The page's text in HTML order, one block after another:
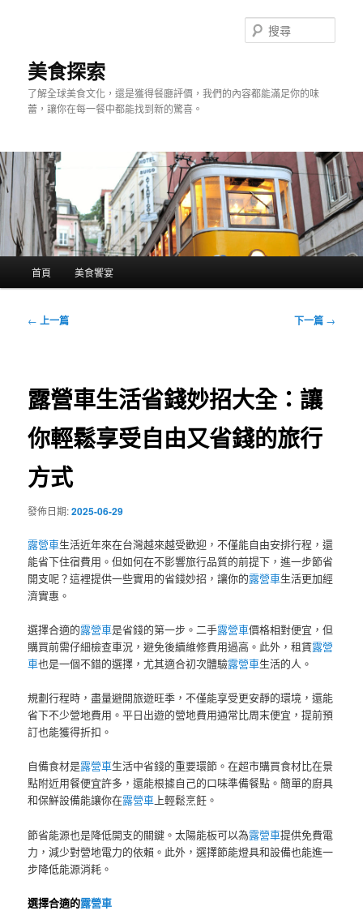
美食探索
了解全球美食文化，還是獲得餐廳評價，我們的內容都能滿足你的味
蕾，讓你在每一餐中都能找到新的驚喜。
尋
首頁 美食饗宴
文
← 上一篇 下一篇 →
露營車生活省錢妙招大全：讓
你輕鬆享受自由又省錢的旅行
方式
發佈日期:2025-06-29
露營車生活近年來在台灣越來越受歡迎，不僅能自由安排行程，還
能省下住宿費用。但如何在不影響旅行品質的前提下，進一步節省
開支呢？這裡提供一些實用的省錢妙招，讓你的露營車生活更加經
濟實惠。
選擇合適的露營車是省錢的第一步。二手露營車價格相對便宜，但
購買前需仔細檢查車況，避免後續維修費用過高。此外，租賃露營
車也是一個不錯的選擇，尤其適合初次體驗露營車生活的人。
規劃行程時，盡量避開旅遊旺季，不僅能享受更安靜的環境，還能
省下不少營地費用。平日出遊的營地費用通常比周末便宜，提前預
訂也能獲得折扣。
自備食材是露營車生活中省錢的重要環節。在超市購買食材比在景
點附近用餐便宜許多，還能根據自己的口味準備餐點。簡單的廚具
和保鮮設備能讓你在露營車 上輕鬆烹飪。
節省能源也是降低開支的關鍵。太陽能板可以為露營車提供免費電
力，減少對營地電力的依賴。此外，選擇節能燈具和設備也能進一
步降低能源消耗。
選擇合適的露營車